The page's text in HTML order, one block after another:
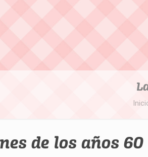
de los años 60